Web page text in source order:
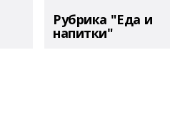
Рубрика "Еда и
напитки"